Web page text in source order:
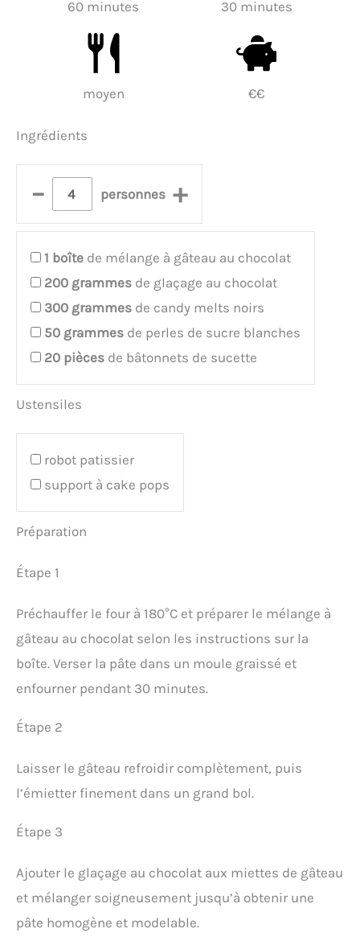
60 minutes 30 minutes
moyen €€
Ingrédients
– personnes +
1 boîte de mélange à gâteau au chocolat
200 grammes de glaçage au chocolat
300 grammes de candy melts noirs
50 grammes de perles de sucre blanches
20 pièces de bâtonnets de sucette
Ustensiles
robot patissier
support à cake pops
Préparation
Étape 1
Préchauffer le four à 180°C et préparer le mélange à
gâteau au chocolat selon les instructions sur la
boîte. Verser la pâte dans un moule graissé et
enfourner pendant 30 minutes.
Étape 2
Laisser le gâteau refroidir complètement, puis
l’émietter finement dans un grand bol.
Étape 3
Ajouter le glaçage au chocolat aux miettes de gâteau
et mélanger soigneusement jusqu’à obtenir une
pâte homogène et modelable.